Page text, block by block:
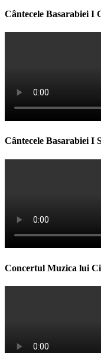
Cântecele Basarabiei I
Cântecele Basarabiei I
Concertul Muzica lui